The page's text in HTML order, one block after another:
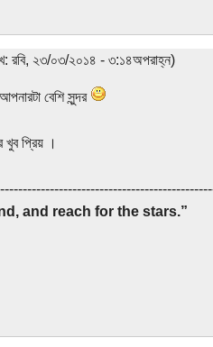
রবি, ২৩/০৩/২০১৪ - ৩:১৪অপরাহ্ন)
বেশি সুন্দর
প্রিয় ।
and reach for the stars.”